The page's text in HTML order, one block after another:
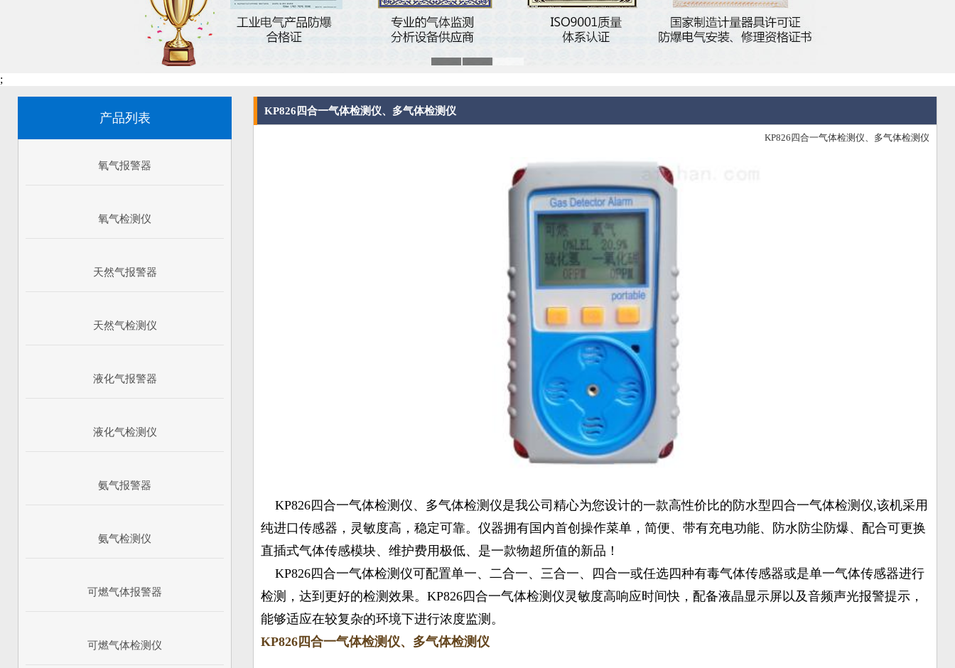
3
;
产品列表
氧气报警器
氧气检测仪
天然气报警器
天然气检测仪
液化气报警器
液化气检测仪
氨气报警器
氨气检测仪
可燃气体报警器
可燃气体检测仪
KP826四合一气体检测仪、多气体检测仪
KP826四合一气体检测仪、多气体检测仪
KP826四合一气体检测仪、多气体检测仪是我公司精心为您设计的一款高性价比的防水型四合一气体检测仪,该机采用
纯进口传感器，灵敏度高，稳定可靠。仪器拥有国内首创操作菜单，简便、带有充电功能、防水防尘防爆、配合可更换
直插式气体传感模块、维护费用极低、是一款物超所值的新品！
KP826四合一气体检测仪可配置单一、二合一、三合一、四合一或任选四种有毒气体传感器或是单一气体传感器进行
检测，达到更好的检测效果。KP826四合一气体检测仪灵敏度高响应时间快，配备液晶显示屏以及音频声光报警提示，
能够适应在较复杂的环境下进行浓度监测。
KP826四合一气体检测仪、多气体检测仪